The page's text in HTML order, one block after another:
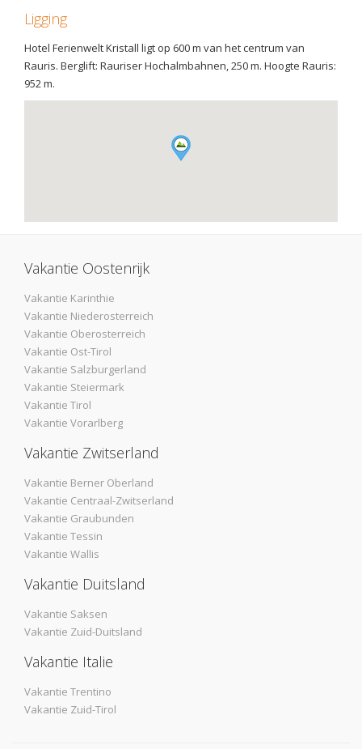
Ligging
Hotel Ferienwelt Kristall ligt op 600 m van het centrum van
Rauris. Berglift: Rauriser Hochalmbahnen, 250 m. Hoogte Rauris:
952 m.
Vakantie Oostenrijk
Vakantie Karinthie
Vakantie Niederosterreich
Vakantie Oberosterreich
Vakantie Ost-Tirol
Vakantie Salzburgerland
Vakantie Steiermark
Vakantie Tirol
Vakantie Vorarlberg
Vakantie Zwitserland
Vakantie Berner Oberland
Vakantie Centraal-Zwitserland
Vakantie Graubunden
Vakantie Tessin
Vakantie Wallis
Vakantie Duitsland
Vakantie Saksen
Vakantie Zuid-Duitsland
Vakantie Italie
Vakantie Trentino
Vakantie Zuid-Tirol